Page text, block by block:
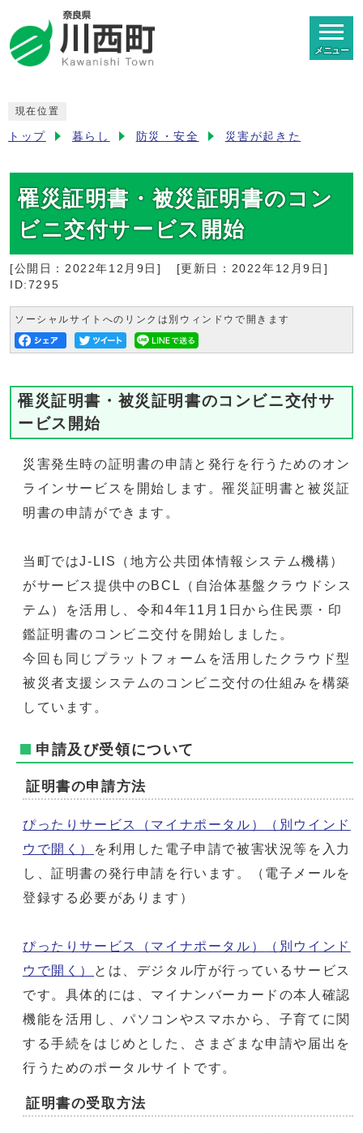
メニュー
現在位置
トップ 暮らし 防災・安全 災害が起きた
罹災証明書・被災証明書のコン
ビニ交付サービス開始
[公開日： 2022年12月9日 ] [更新日： 2022年12月9日 ]
ID:7295
ソーシャルサイトへのリンクは別ウィンドウで開きます
罹災証明書・被災証明書のコンビニ交付サ
ービス開始
災害発生時の証明書の申請と発行を行うためのオン
ラインサービスを開始します。罹災証明書と被災証
明書の申請ができます。
当町ではJ-LIS（地方公共団体情報システム機構）
がサービス提供中のBCL（自治体基盤クラウドシス
テム）を活用し、令和4年11月1日から住民票・印
鑑証明書のコンビニ交付を開始しました。
今回も同じプラットフォームを活用したクラウド型
被災者支援システムのコンビニ交付の仕組みを構築
しています。
申請及び受領について
証明書の申請方法
ぴったりサービス（マイナポータル）
（別ウインド
ウで開く）
を利用した電子申請で被害状況等を入力
し、証明書の発行申請を行います。（電子メールを
登録する必要があります）
ぴったりサービス（マイナポータル）
（別ウインド
ウで開く）
とは、デジタル庁が行っているサービス
です。具体的には、マイナンバーカードの本人確認
機能を活用し、パソコンやスマホから、子育てに関
する手続をはじめとした、さまざまな申請や届出を
行うためのポータルサイトです。
証明書の受取方法